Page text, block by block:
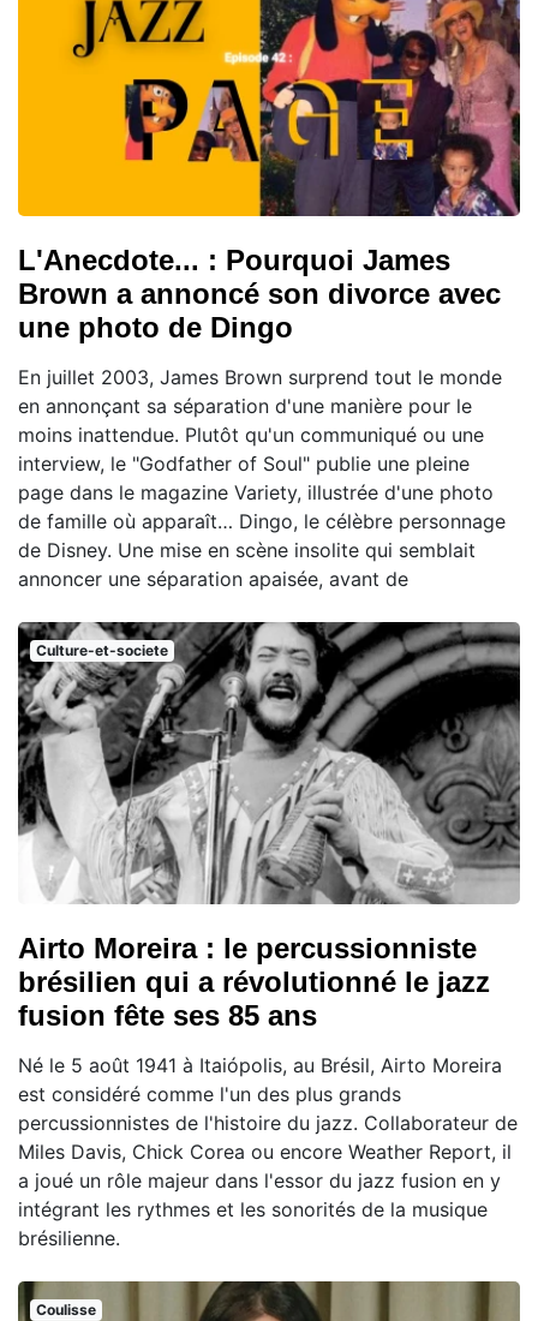
L'Anecdote... : Pourquoi James
Brown a annoncé son divorce avec
une photo de Dingo
En juillet 2003, James Brown surprend tout le monde
en annonçant sa séparation d'une manière pour le
moins inattendue. Plutôt qu'un communiqué ou une
interview, le "Godfather of Soul" publie une pleine
page dans le magazine Variety, illustrée d'une photo
de famille où apparaît… Dingo, le célèbre personnage
de Disney. Une mise en scène insolite qui semblait
annoncer une séparation apaisée, avant de
Culture-et-societe
Airto Moreira : le percussionniste
brésilien qui a révolutionné le jazz
fusion fête ses 85 ans
Né le 5 août 1941 à Itaiópolis, au Brésil, Airto Moreira
est considéré comme l'un des plus grands
percussionnistes de l'histoire du jazz. Collaborateur de
Miles Davis, Chick Corea ou encore Weather Report, il
a joué un rôle majeur dans l'essor du jazz fusion en y
intégrant les rythmes et les sonorités de la musique
brésilienne.
Coulisse